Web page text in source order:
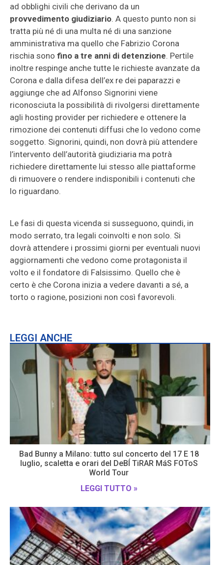
ad obblighi civili che derivano da un
provvedimento giudiziario. A questo punto non si
tratta più né di una multa né di una sanzione
amministrativa ma quello che Fabrizio Corona
rischia sono fino a tre anni di detenzione. Pertile
inoltre respinge anche tutte le richieste avanzate da
Corona e dalla difesa dell’ex re dei paparazzi e
aggiunge che ad Alfonso Signorini viene
riconosciuta la possibilità di rivolgersi direttamente
agli hosting provider per richiedere e ottenere la
rimozione dei contenuti diffusi che lo vedono come
soggetto. Signorini, quindi, non dovrà più attendere
l’intervento dell’autorità giudiziaria ma potrà
richiedere direttamente lui stesso alle piattaforme
di rimuovere o rendere indisponibili i contenuti che
lo riguardano.
Le fasi di questa vicenda si susseguono, quindi, in
modo serrato, tra legali coinvolti e non solo. Si
dovrà attendere i prossimi giorni per eventuali nuovi
aggiornamenti che vedono come protagonista il
volto e il fondatore di Falsissimo. Quello che è
certo è che Corona inizia a vedere davanti a sé, a
torto o ragione, posizioni non così favorevoli.
LEGGI ANCHE
Bad Bunny a Milano: tutto sul concerto del 17 E 18
luglio, scaletta e orari del DeBÍ TiRAR MáS FOToS
World Tour
LEGGI TUTTO »